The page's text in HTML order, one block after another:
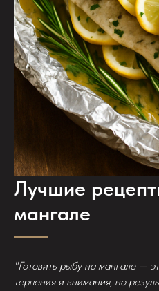
Лучшие
мангале
"Готовить рыбу на мангале —
терпения и внимания, но